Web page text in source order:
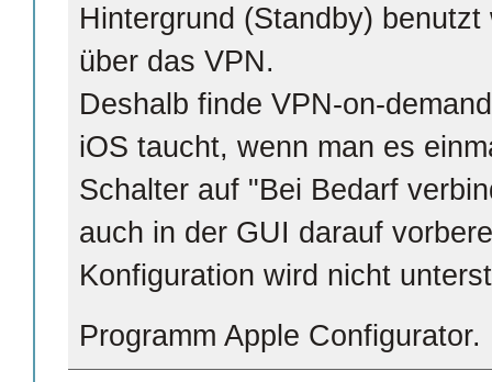
Hintergrund (Standby)
über das VPN.
Deshalb finde VPN-on-
iOS taucht, wenn man es
Schalter auf "Bei Bedarf
auch in der GUI darauf
Konfiguration wird nicht
Programm Apple